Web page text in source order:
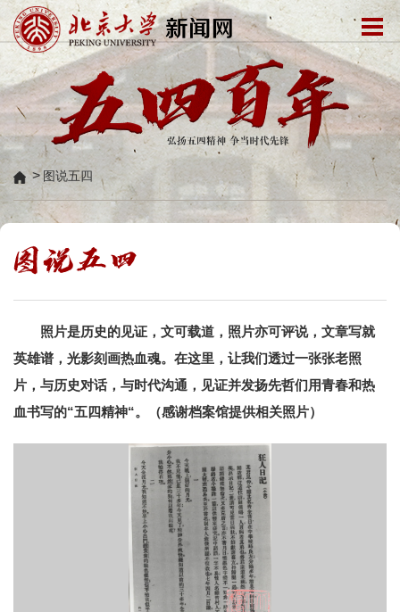
>图说五四
照片是历史的见证，文可载道，照片亦可评说，文章写就
英雄谱，光影刻画热血魂。在这里，让我们透过一张张老照
片，与历史对话，与时代沟通，见证并发扬先哲们用青春和热
血书写的“五四精神“。（感谢档案馆提供相关照片）